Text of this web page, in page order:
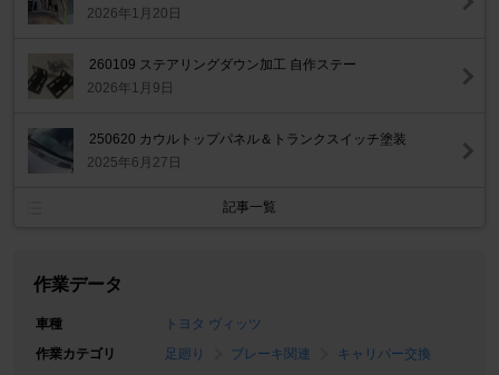
2026年1月20日
260109 ステアリングダウン加工 自作ステー
2026年1月9日
250620 カウルトップパネル＆トランクスイッチ塗装
2025年6月27日
記事一覧
作業データ
車種
トヨタ ヴィッツ
作業カテゴリ
足廻り ブレーキ関連
キャリパー交換